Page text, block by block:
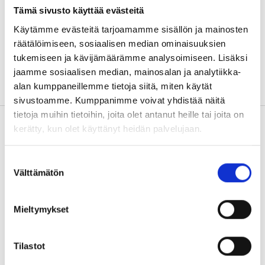
Tämä sivusto käyttää evästeitä
Käytämme evästeitä tarjoamamme sisällön ja mainosten
räätälöimiseen, sosiaalisen median ominaisuuksien
tukemiseen ja kävijämäärämme analysoimiseen. Lisäksi
jaamme sosiaalisen median, mainosalan ja analytiikka-
alan kumppaneillemme tietoja siitä, miten käytät
sivustoamme. Kumppanimme voivat yhdistää näitä
tietoja muihin tietoihin, joita olet antanut heille tai joita on
kerätty, kun olet käyttänyt heidän palvelujaan.
valinta
Välttämätön
Mieltymykset
Tilastot
Saari Partners palkittiin Alternative Managers-
tutkimuksessa. Arvioita antoivat tutkimukseen valittu
laaja joukko sekä yksityisiä sijoitusyhtiöitä että…
Lue lisää